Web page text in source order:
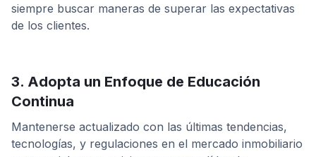
siempre buscar maneras de superar las expectativas
de los clientes.
3. Adopta un Enfoque de Educación
Continua
Mantenerse actualizado con las últimas tendencias,
tecnologías, y regulaciones en el mercado inmobiliario